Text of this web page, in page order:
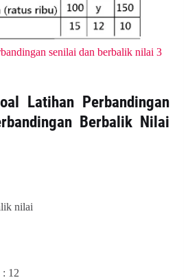
senilai dan berbalik nilai 3
Latihan Perbandingan
Berbalik Nilai
nilai